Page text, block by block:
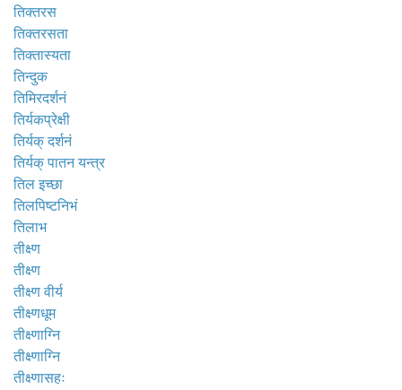
तिक्तरस
तिक्तरसता
तिक्तास्यता
तिन्दुक
तिमिरदर्शनं
तिर्यकप्रेक्षी
तिर्यक् दर्शनं
तिर्यक् पातन यन्त्र
तिल इच्छा
तिलपिष्टनिभं
तिलाभ
तीक्ष्ण
तीक्ष्ण
तीक्ष्ण वीर्य
तीक्ष्णधूम
तीक्ष्णाग्नि
तीक्ष्णाग्नि
तीक्ष्णासहः